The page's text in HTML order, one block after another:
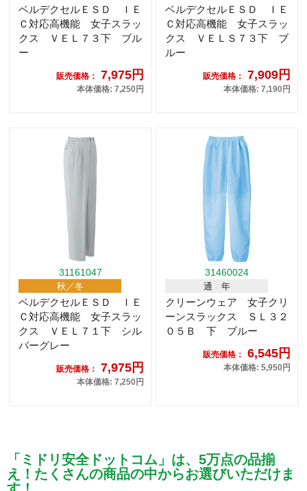
ベルデクセルＥＳＤ ＩＥ
Ｃ対応高機能 女子スラッ
クス ＶＥＬ７３下 ブル
ー
販売価格： 7,975円
本体価格: 7,250円
ベルデクセルＥＳＤ ＩＥ
Ｃ対応高機能 女子スラッ
クス ＶＥＬＳ７３下 ブ
ルー
販売価格： 7,909円
本体価格: 7,190円
31161047
秋／冬
ベルデクセルＥＳＤ ＩＥ
Ｃ対応高機能 女子スラッ
クス ＶＥＬ７１下 シル
バーグレー
販売価格： 7,975円
本体価格: 7,250円
31460024
通 年
クリーンウェア 女子クリ
ーンスラックス ＳＬ３２
０５Ｂ 下 ブルー
販売価格： 6,545円
本体価格: 5,950円
「ミドリ安全ドットコム」は、5万点の品揃
え！たくさんの商品の中からお選びいただけま